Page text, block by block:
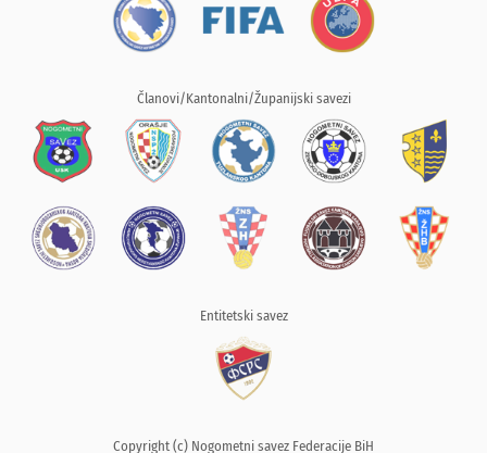
Članovi/Kantonalni/Županijski savezi
Entitetski savez
Copyright (c) Nogometni savez Federacije BiH